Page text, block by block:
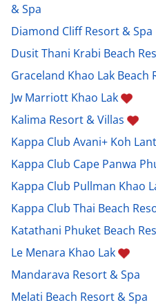
& Spa
Diamond Cliff Resort & Spa
Dusit Thani Krabi Beach
Graceland Khao Lak Beach
Jw Marriott Khao Lak
Kalima Resort & Villas
Kappa Club Avani+ Koh
Kappa Club Cape Panwa
Kappa Club Pullman Khao
Kappa Club Thai Beach
Katathani Phuket Beach
Le Menara Khao Lak
Mandarava Resort & Spa
Melati Beach Resort & Spa